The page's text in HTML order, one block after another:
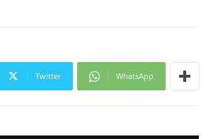
Twitter WhatsApp